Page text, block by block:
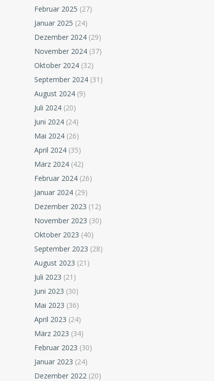
Februar 2025 (27)
Januar 2025 (24)
Dezember 2024 (29)
November 2024 (37)
Oktober 2024 (32)
September 2024 (31)
August 2024 (9)
Juli 2024 (20)
Juni 2024 (24)
Mai 2024 (26)
April 2024 (35)
März 2024 (42)
Februar 2024 (26)
Januar 2024 (29)
Dezember 2023 (12)
November 2023 (30)
Oktober 2023 (40)
September 2023 (28)
August 2023 (21)
Juli 2023 (21)
Juni 2023 (30)
Mai 2023 (36)
April 2023 (24)
März 2023 (34)
Februar 2023 (30)
Januar 2023 (24)
Dezember 2022 (20)